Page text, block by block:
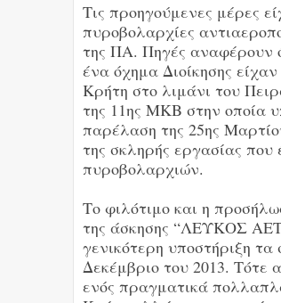
Τις προηγούμενες μέρες
πυροβολαρχίες
της ΠΑ. Πηγές αναφέρουν
ένα όχημα Διοίκησης
Κρήτη στο λιμάνι του
της 11ης ΜΚΒ στην οποία
παρέλαση της 25ης
της σκληρής εργασίας που
πυροβολαρχιών.
Το φιλότιμο και η
της άσκησης “ΛΕΥΚΟΣ
γενικότερη υποστήριξη
Δεκέμβριο του 2013. Τότε
ενός πραγματικά